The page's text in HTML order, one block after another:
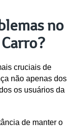
no
cruciais de
não apenas dos
os usuários da
de manter o